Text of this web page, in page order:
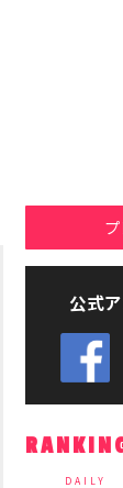
公式
DAILY